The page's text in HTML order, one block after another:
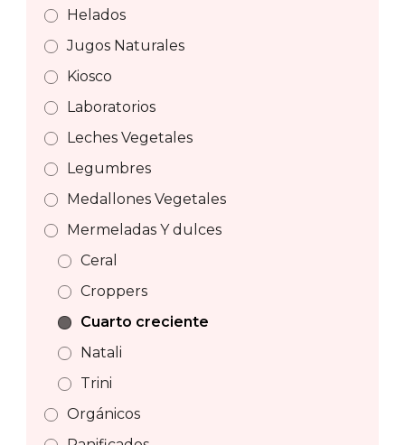
Helados
Jugos Naturales
Kiosco
Laboratorios
Leches Vegetales
Legumbres
Medallones Vegetales
Mermeladas Y dulces
Ceral
Croppers
Cuarto creciente
Natali
Trini
Orgánicos